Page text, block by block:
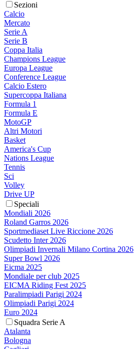
Sezioni
Calcio
Mercato
Serie A
Serie B
Coppa Italia
Champions League
Europa League
Conference League
Calcio Estero
Supercoppa Italiana
Formula 1
Formula E
MotoGP
Altri Motori
Basket
America's Cup
Nations League
Tennis
Sci
Volley
Drive UP
Speciali
Mondiali 2026
Roland Garros 2026
Sportmediaset Live Riccione 2026
Scudetto Inter 2026
Olimpiadi Invernali Milano Cortina 2026
Super Bowl 2026
Eicma 2025
Mondiale per club 2025
EICMA Riding Fest 2025
Paralimpiadi Parigi 2024
Olimpiadi Parigi 2024
Euro 2024
Squadra Serie A
Atalanta
Bologna